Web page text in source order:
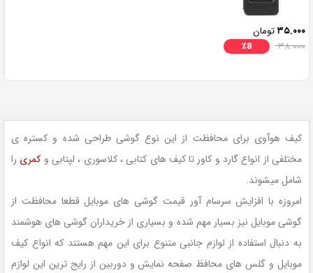
۳۵.۰۰۰تومان
٪8 ۳۸.۰۰۰
کیف هوآوی برای محافظت از این نوع گوشی طراحی شده و کستره ی
مختلفی از انواع گارد و کاور تا کیف های کتابی ، کلاسوری ، لپتابی و کمری را
شامل میشوند.
امروزه با افزایش سرسام آور قیمت گوشی های موبایل قطعا محافظت از
گوشی موبایل نیز بسیار مهم شده و بسیاری از خریداران گوشی های هوشمند
به دنبال استفاده از لوازم جانبی متنوع برای این مهم هستند که انواع کیف
موبایل و گلس های محافظ صفحه نمایش و دوربین از رایج ترین این لوازم